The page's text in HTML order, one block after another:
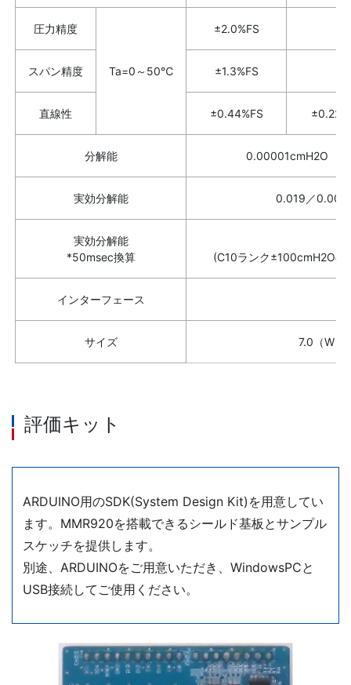
圧力精度
Ta=0～50℃
±2.0%FS
スパン精度 ±1.3%FS
直線性 ±0.44%FS
分解能 0.00001cmH2O
実効分解能 0.019／0.009
実効分解能
*50msec換算
(C10ランク±100cmH2Oの
インターフェース
サイズ 7.0（W）
評価キット
ARDUINO用のSDK(System Design Kit)を用意してい
ます。MMR920を搭載できるシールド基板とサンプル
スケッチを提供します。
別途、ARDUINOをご用意いただき、WindowsPCと
USB接続してご使用ください。